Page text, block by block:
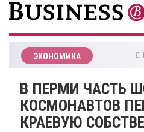
ЭКОНОМИКА
В ПЕРМИ ЧАСТЬ
КОСМОНАВТОВ
КРАЕВУЮ